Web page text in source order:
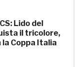
Lido del
il tricolore,
la Coppa Italia